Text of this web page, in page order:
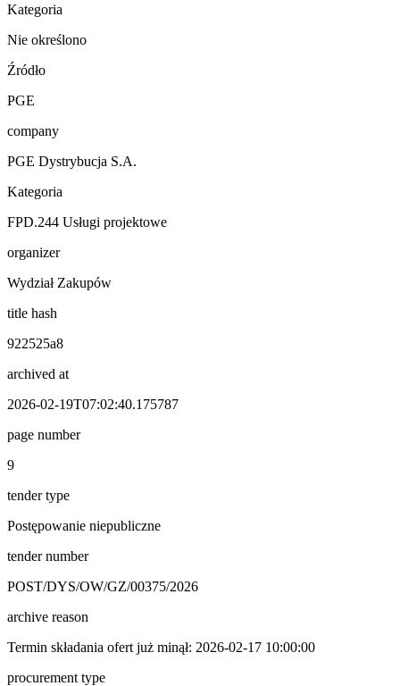
Kategoria
Nie określono
Źródło
PGE
company
PGE Dystrybucja S.A.
Kategoria
FPD.244 Usługi projektowe
organizer
Wydział Zakupów
title hash
922525a8
archived at
2026-02-19T07:02:40.175787
page number
9
tender type
Postępowanie niepubliczne
tender number
POST/DYS/OW/GZ/00375/2026
archive reason
Termin składania ofert już minął: 2026-02-17 10:00:00
procurement type